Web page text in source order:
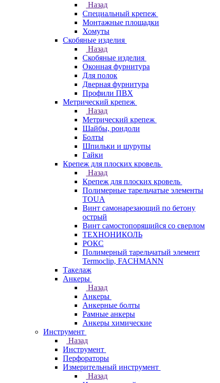
Назад
Специальный крепеж
Монтажные площадки
Хомуты
Скобяные изделия
Назад
Скобяные изделия
Оконная фурнитура
Для полок
Дверная фурнитура
Профили ПВХ
Метрический крепеж
Назад
Метрический крепеж
Шайбы, рондоли
Болты
Шпильки и шурупы
Гайки
Крепеж для плоских кровель
Назад
Крепеж для плоских кровель
Полимерные тарельчатые элементы
TOUA
Винт самонарезающий по бетону
острый
Винт самостопорящийся со сверлом
ТЕХНОНИКОЛЬ
РОКС
Полимерный тарельчатый элемент
Termoclip, FACHMANN
Такелаж
Анкеры
Назад
Анкеры
Анкерные болты
Рамные анкеры
Анкеры химические
Инструмент
Назад
Инструмент
Перфораторы
Измерительный инструмент
Назад